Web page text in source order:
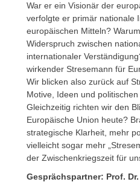
War er ein Visionär der
verfolgte er primär nationale
europäischen Mitteln?
Widerspruch zwischen
internationaler
wirkender Stresemann für
Wir blicken also zurück auf
Motive, Ideen und
Gleichzeitig richten wir den
Europäische Union heute?
strategische Klarheit, mehr
vielleicht sogar mehr
der Zwischenkriegszeit für
Gesprächspartner: Prof.